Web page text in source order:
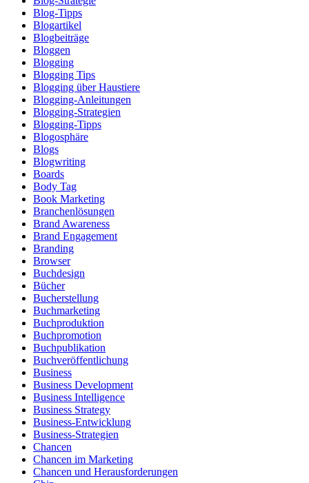
Blog-Tipps
Blogartikel
Blogbeiträge
Bloggen
Blogging
Blogging Tips
Blogging über Haustiere
Blogging-Anleitungen
Blogging-Strategien
Blogging-Tipps
Blogosphäre
Blogs
Blogwriting
Boards
Body Tag
Book Marketing
Branchenlösungen
Brand Awareness
Brand Engagement
Branding
Browser
Buchdesign
Bücher
Bucherstellung
Buchmarketing
Buchproduktion
Buchpromotion
Buchpublikation
Buchveröffentlichung
Business
Business Development
Business Intelligence
Business Strategy
Business-Entwicklung
Business-Strategien
Chancen
Chancen im Marketing
Chancen und Herausforderungen